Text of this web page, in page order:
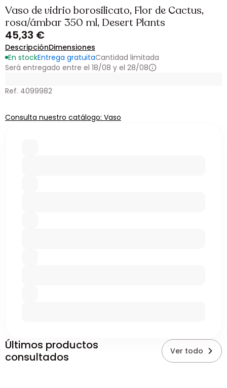
Vaso de vidrio borosilicato, Flor de Cactus,
rosa/ámbar 350 ml, Desert Plants
45,33 €
DescripciónDimensiones
En stockEntrega gratuitaCantidad limitada
Será entregado entre el 18/08 y el 28/08
Ref. 4099982
Consulta nuestro catálogo: Vaso
Últimos productos
consultados
Ver todo